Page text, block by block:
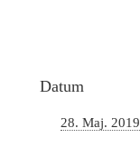
Datum
28. Maj. 2019